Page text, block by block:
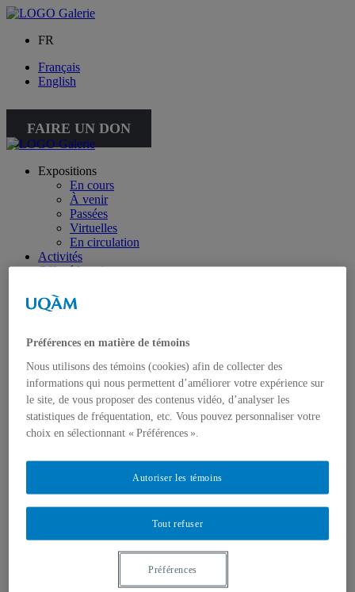
FR
Français
English
FAIRE UN DON
Expositions
En cours
À venir
Passées
Virtuelles
En circulation
Activités
Offre éducative
Collection
Collection spéciale : petite collection
À propos de la petite collection
Toutes les publications
À propos des publications
À propos des Éditions les petits carnets
Actualités
À propos
Équipe
Plan des salles
Salle de presse
Recherche placeholder
Préférences en matière de témoins
Nous utilisons des témoins (cookies) afin de collecter des
informations qui nous permettent d’améliorer votre expérience sur
le site, de vous proposer des contenus vidéo, d’analyser les
statistiques de fréquentation, etc. Vous pouvez personnaliser votre
choix en sélectionnant « Préférences ».
Tout refuser
Autoriser les témoins
Préférences